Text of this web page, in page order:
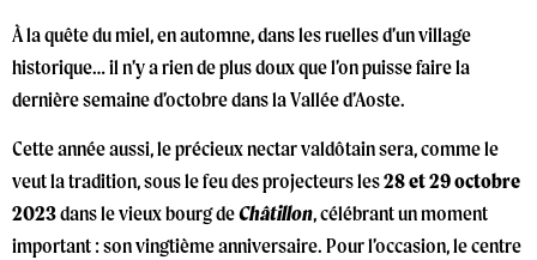
À la quête du miel, en automne, dans les ruelles d’un village
historique… il n’y a rien de plus doux que l’on puisse faire la
dernière semaine d’octobre dans la Vallée d’Aoste.
Cette année aussi, le précieux nectar valdôtain sera, comme le
veut la tradition, sous le feu des projecteurs les28 et 29 octobre
2023dans le vieux bourg deChâtillon, célébrant un moment
important : son vingtième anniversaire. Pour l’occasion, le centre